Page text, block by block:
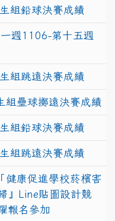
組鉛球決賽成績
週1106-第十五週
組跳遠決賽成績
組壘球擲遠決賽成績
組鉛球決賽成績
組跳遠決賽成績
健康促進學校菸檳害
』Line貼圖設計競
報名參加